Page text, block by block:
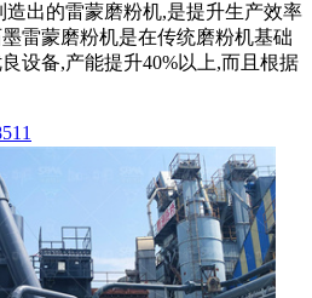
造出的雷蒙磨粉机,是提升生产效率
雷蒙磨粉机是在传统磨粉机基础
设备,产能提升40%以上,而且根据